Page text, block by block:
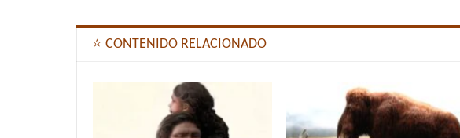
⭐ CONTENIDO RELACIONADO